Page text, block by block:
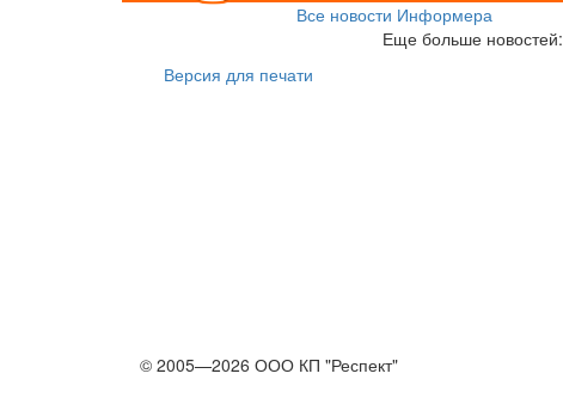
Все новости Информера
Еще больше новостей:
Версия для печати
© 2005—2026 ООО КП "Респект"